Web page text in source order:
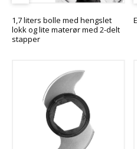
1,7 liters bolle med hengslet
lokk og lite materør med 2-delt
stapper